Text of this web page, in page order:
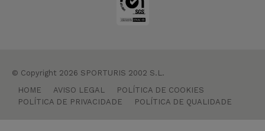
© Copyright 2026 SPORTURIS 2002 S.L.
HOME
AVISO LEGAL
POLÍTICA DE COOKIES
POLÍTICA DE PRIVACIDADE
POLÍTICA DE QUALIDADE